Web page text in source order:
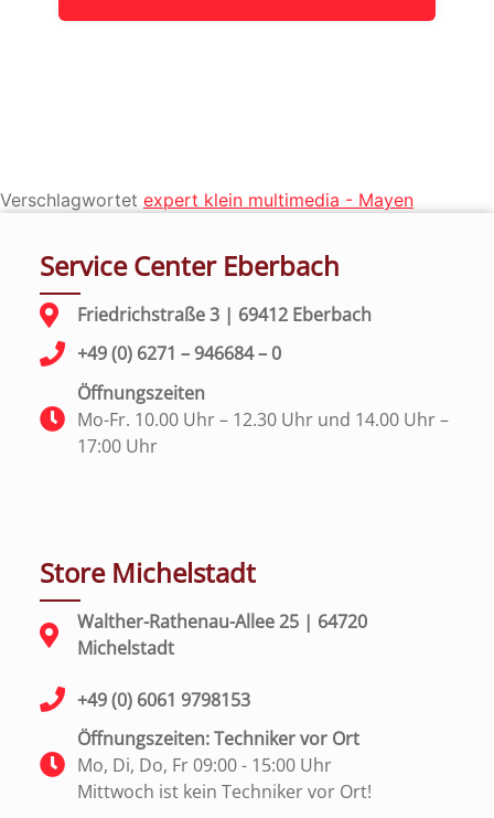
Verschlagwortet expert klein multimedia - Mayen
Service Center Eberbach
Friedrichstraße 3 | 69412 Eberbach
+49 (0) 6271 – 946684 – 0
Öffnungszeiten
Mo-Fr. 10.00 Uhr – 12.30 Uhr und 14.00 Uhr –
17:00 Uhr
Store Michelstadt
Walther-Rathenau-Allee 25 | 64720
Michelstadt
+49 (0) 6061 9798153
Öffnungszeiten: Techniker vor Ort
Mo, Di, Do, Fr 09:00 - 15:00 Uhr
Mittwoch ist kein Techniker vor Ort!